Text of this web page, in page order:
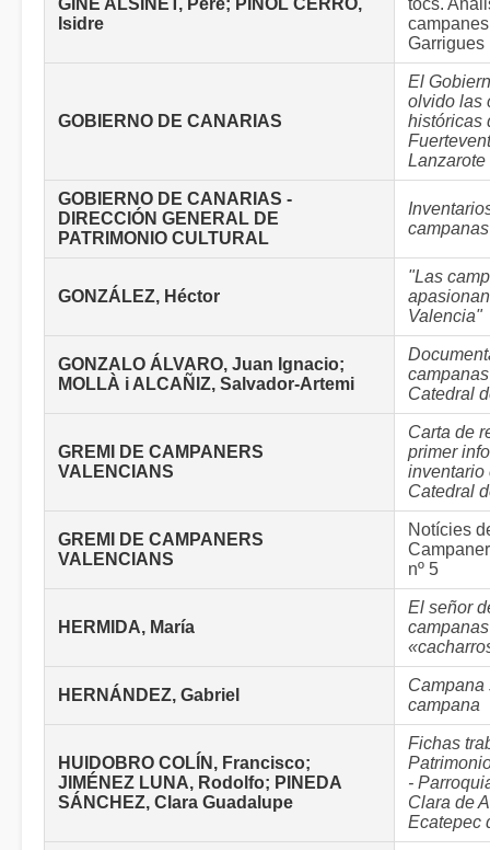
GINÉ ALSINET, Pere; PIÑOL CERRO,
Isidre
tocs.
Garrigues
GOBIERNO DE CANARIAS
El
olvido las
históricas
Lanzarote
GOBIERNO DE CANARIAS -
DIRECCIÓN GENERAL DE
PATRIMONIO CULTURAL
GONZÁLEZ, Héctor
"Las
Valencia"
GONZALO ÁLVARO, Juan Ignacio;
MOLLÀ i ALCAÑIZ, Salvador-Artemi
Catedral
GREMI DE CAMPANERS
VALENCIANS
Carta de
primer
inventario
Catedral
GREMI DE CAMPANERS
VALENCIANS
Notícies
nº 5
HERMIDA, María
El señor
HERNÁNDEZ, Gabriel
Campana
campana
HUIDOBRO COLÍN, Francisco;
JIMÉNEZ LUNA, Rodolfo; PINEDA
SÁNCHEZ, Clara Guadalupe
Fichas
-
Clara de
Ecatepec